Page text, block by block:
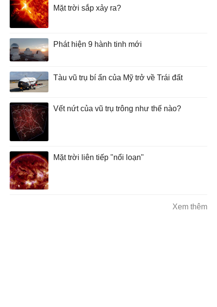
Mặt trời sắp xảy ra?
Phát hiện 9 hành tinh mới
Tàu vũ trụ bí ẩn của Mỹ trở về Trái đất
Vết nứt của vũ trụ trông như thế nào?
Mặt trời liên tiếp "nổi loạn"
Xem thêm